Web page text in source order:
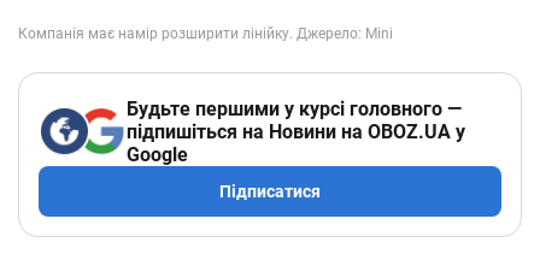
Будьте першими у курсі головного —
підпишіться на Новини на OBOZ.UA у
Google
Підписатися